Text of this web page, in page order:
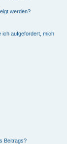
werden?
ich aufgefordert, mich
Beitrags?